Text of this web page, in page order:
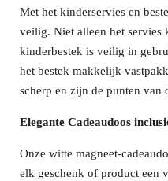
Met het kinderservies en
veilig. Niet alleen het servies
kinderbestek is veilig in
het bestek makkelijk
scherp en zijn de punten van
Elegante Cadeaudoos
Onze witte magneet-
elk geschenk of product een